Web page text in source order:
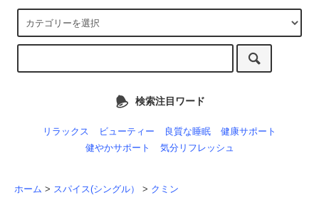
検索注目ワード
リラックス ビューティー 良質な睡眠
健康サポート
健やかサポート
気分リフレッシュ
ホーム > スパイス(シングル） > クミン